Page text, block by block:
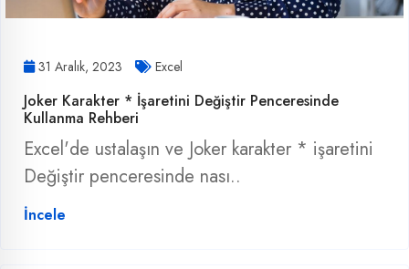
31 Aralık, 2023 Excel
Joker Karakter * İşaretini Değiştir Penceresinde
Kullanma Rehberi
Excel'de ustalaşın ve Joker karakter * işaretini
Değiştir penceresinde nası..
İncele